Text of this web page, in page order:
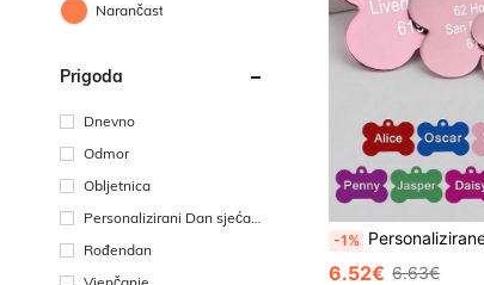
Narančasta
Prigoda
Dnevno
Odmor
Obljetnica
Personalizirani Dan sjećanj
Rođendan
-1% Personalizirane gravirane kućne pločice s imenom ljubimca, personalizirane oznake za ljubimce, personalizirani privjesci za pseće ogrlice, slatke
6.52€ 6.63€